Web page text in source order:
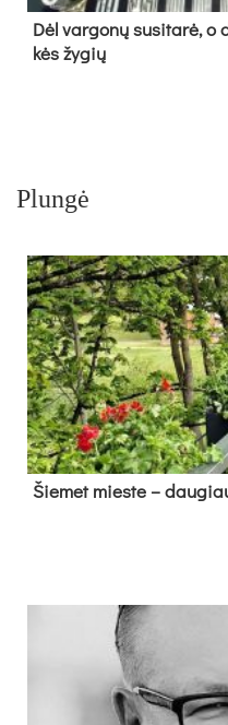
Dėl var­go­nų su­si­ta­rė,
kės žy­gių
Plungė
Šie­met mies­te –